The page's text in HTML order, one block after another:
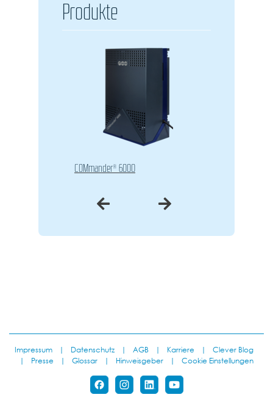
Produkte
COMmander® 6000
Impressum | Datenschutz | AGB | Karriere |
Clever Blog
|
Presse | Glossar | Hinweisgeber | Cookie Einstellungen